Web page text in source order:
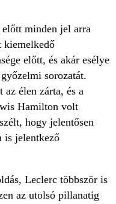
előtt minden jel arra
kiemelkedő
előtt, és akár esélye
sorozatát.
az élen zárta, és a
Hamilton volt
hogy jelentősen
is jelentkező
Leclerc többször is
az utolsó pillanatig